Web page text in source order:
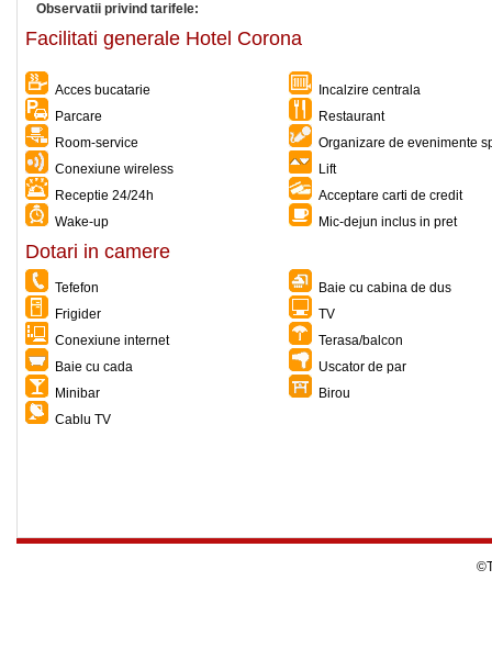
Observatii privind tarifele:
Facilitati generale Hotel Corona
Acces bucatarie
Incalzire centrala
Parcare
Restaurant
Room-service
Organizare de evenimente
Conexiune wireless
Lift
Receptie 24/24h
Acceptare carti de credit
Wake-up
Mic-dejun inclus in pret
Dotari in camere
Tefefon
Baie cu cabina de dus
Frigider
TV
Conexiune internet
Terasa/balcon
Baie cu cada
Uscator de par
Minibar
Birou
Cablu TV